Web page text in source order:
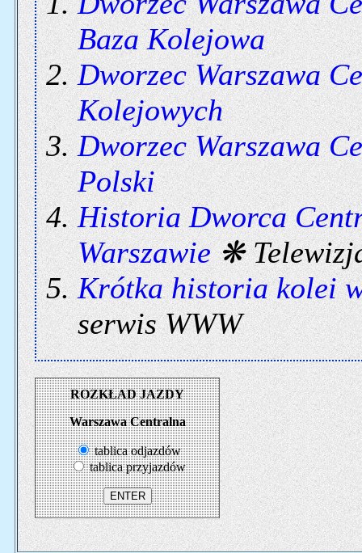
Baza Kolejowa
Dworzec Warszawa
Kolejowych
Dworzec Warszawa
Polski
Historia Dworca
Warszawie❋
Krótka historia kolei
serwis WWW
ROZKŁAD JAZDY
Warszawa Centralna
tablica odjazdów
tablica przyjazdów